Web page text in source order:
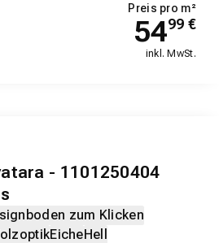
Preis pro m²
5499 €
inkl. MwSt.
- 1101250404
zum Klicken
EicheHell